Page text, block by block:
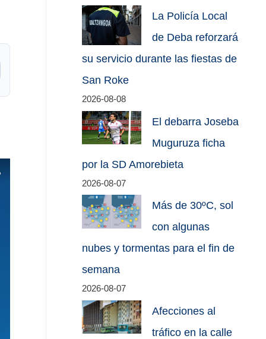
La Policía Local
de Deba reforzará
su servicio durante las fiestas de
San Roke
2026-08-08
El debarra Joseba
Muguruza ficha
por la SD Amorebieta
2026-08-07
Más de 30ºC, sol
con algunas
nubes y tormentas para el fin de
semana
2026-08-07
Afecciones al
tráfico en la calle